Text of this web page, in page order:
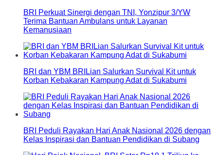
BRI Perkuat Sinergi dengan TNI, Yonzipur 3/YW
Terima Bantuan Ambulans untuk Layanan
Kemanusiaan
BRI dan YBM BRILian Salurkan Survival Kit untuk
Korban Kebakaran Kampung Adat di Sukabumi
BRI Peduli Rayakan Hari Anak Nasional 2026 dengan
Kelas Inspirasi dan Bantuan Pendidikan di Subang